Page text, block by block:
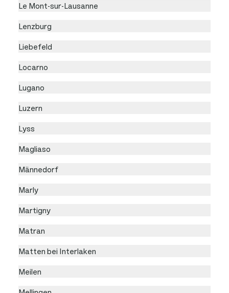
Le Mont-sur-Lausanne
Lenzburg
Liebefeld
Locarno
Lugano
Luzern
Lyss
Magliaso
Männedorf
Marly
Martigny
Matran
Matten bei Interlaken
Meilen